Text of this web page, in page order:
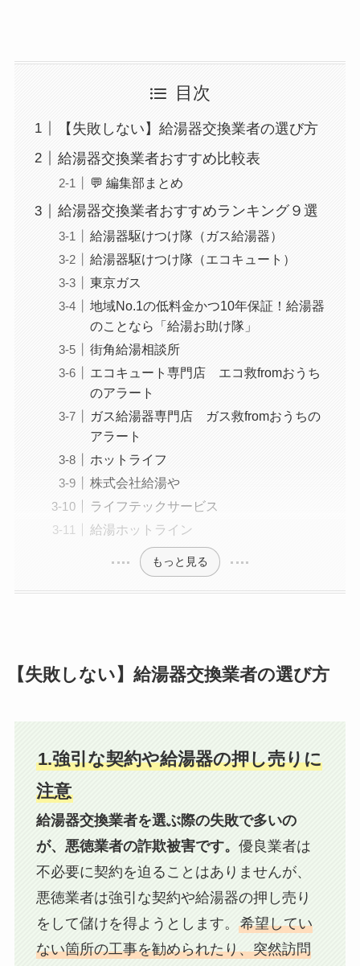
目次
【失敗しない】給湯器交換業者の選び方
給湯器交換業者おすすめ比較表
💬 編集部まとめ
給湯器交換業者おすすめランキング９選
給湯器駆けつけ隊（ガス給湯器）
給湯器駆けつけ隊（エコキュート）
東京ガス
地域No.1の低料金かつ10年保証！給湯器
のことなら「給湯お助け隊」
街角給湯相談所
エコキュート専門店 エコ救fromおうち
のアラート
ガス給湯器専門店 ガス救fromおうちの
アラート
ホットライフ
株式会社給湯や
ライフテックサービス
給湯ホットライン
もっと見る
【失敗しない】給湯器交換業者の選び方
1.強引な契約や給湯器の押し売りに
注意
給湯器交換業者を選ぶ際の失敗で多いの
が、悪徳業者の詐欺被害です。 優良業者は
不必要に契約を迫ることはありませんが、
悪徳業者は強引な契約や給湯器の押し売り
をして儲けを得ようとします。 希望してい
ない箇所の工事を勧められたり、突然訪問